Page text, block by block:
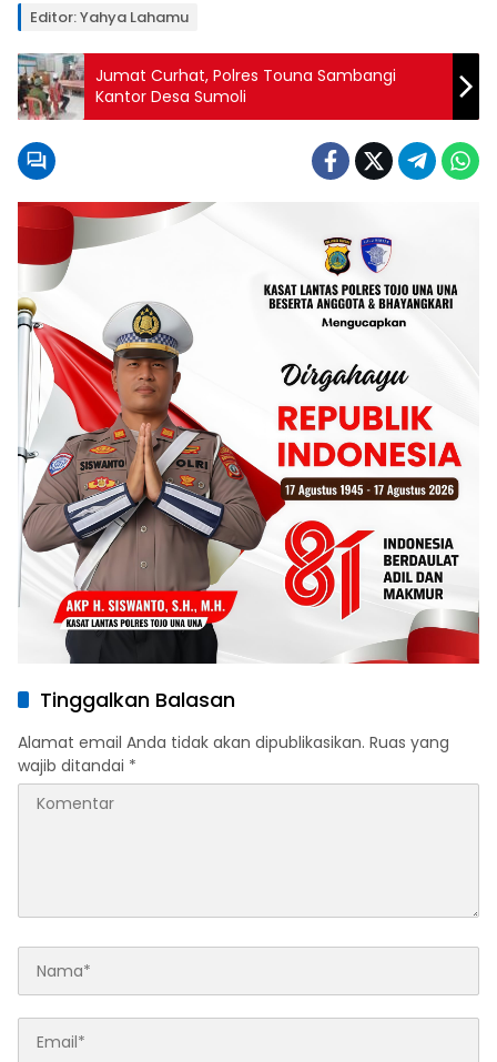
Editor: Yahya Lahamu
Jumat Curhat, Polres Touna Sambangi
Kantor Desa Sumoli
Tinggalkan Balasan
Alamat email Anda tidak akan dipublikasikan. Ruas yang
wajib ditandai *